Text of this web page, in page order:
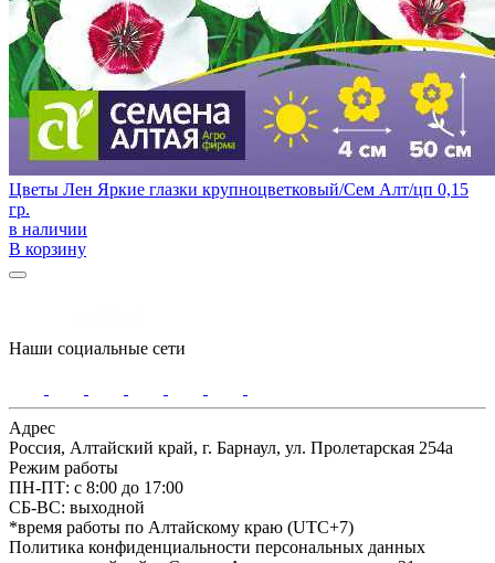
Цветы Лен Яркие глазки крупноцветковый/Сем Алт/цп 0,15
гр.
в наличии
В корзину
Наши социальные сети
Адрес
Россия, Алтайский край, г. Барнаул, ул. Пролетарская 254а
Режим работы
ПН-ПТ: с 8:00 до 17:00
СБ-ВС: выходной
*время работы по Алтайскому краю (UTC+7)
Политика конфиденциальности персональных данных